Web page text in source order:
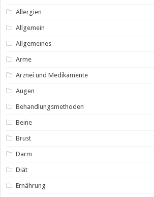
Allergien
Allgemein
Allgemeines
Arme
Arznei und Medikamente
Augen
Behandlungsmethoden
Beine
Brust
Darm
Diät
Ernährung